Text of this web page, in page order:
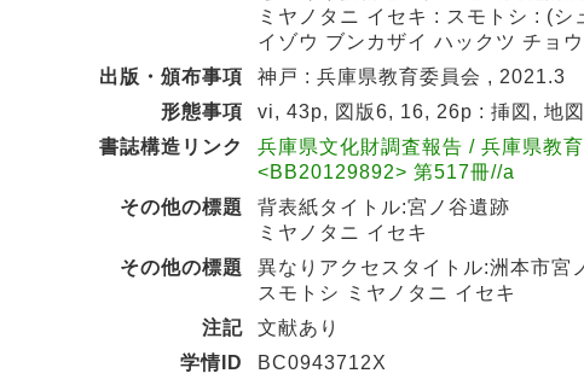
ミヤノタニ イセキ : スモトシ : (
イゾウ ブンカザイ ハックツ チョ
出版・頒布事項
神戸 : 兵庫県教育委員会 , 2021.3
形態事項
vi, 43p, 図版6, 16, 26p : 挿図, 地
書誌構造リンク
兵庫県文化財調査報告 / 兵庫県教
<BB20129892> 第517冊//a
その他の標題
背表紙タイトル:宮ノ谷遺跡
ミヤノタニ イセキ
その他の標題
異なりアクセスタイトル:洲本市宮
スモトシ ミヤノタニ イセキ
注記
文献あり
学情ID
BC0943712X